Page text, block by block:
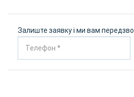
Залиште заявку і ми вам